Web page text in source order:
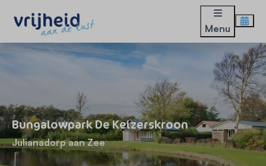
Menu
Bungalowpark De Keizerskroon
Julianadorp aan Zee